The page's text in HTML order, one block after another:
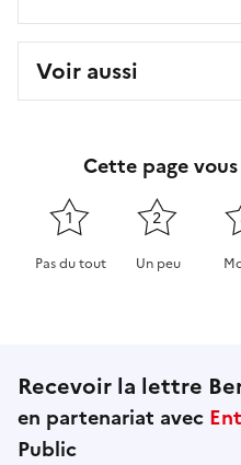
Voir aussi
Cette page
1
Pas du tout
2
Un peu
Recevoir la lettre
en partenariat avec
Public